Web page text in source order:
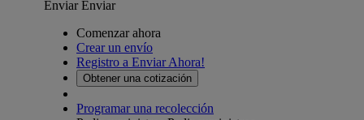
EnviarEnviar
Comenzar ahora
Crear un envío
Registro a Enviar Ahora!
Obtener una cotización
Programar una recolección